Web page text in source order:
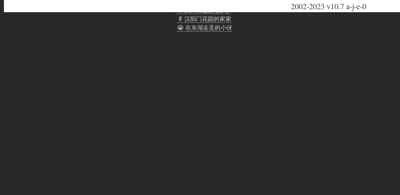
👵 汉阳门花园的家家
😭 在东湖走丢的小伢
2002-2023 v10.7 a-j-e-0